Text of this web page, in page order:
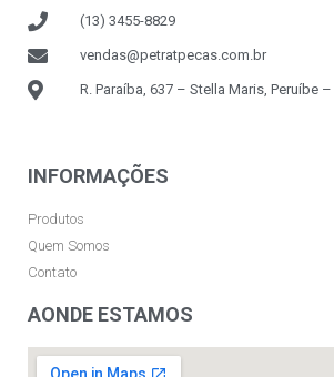
(13) 3455-8829
vendas@petratpecas.com.br
R. Paraíba, 637 – Stella Maris, Peruíbe –
INFORMAÇÕES
Produtos
Quem Somos
Contato
AONDE ESTAMOS